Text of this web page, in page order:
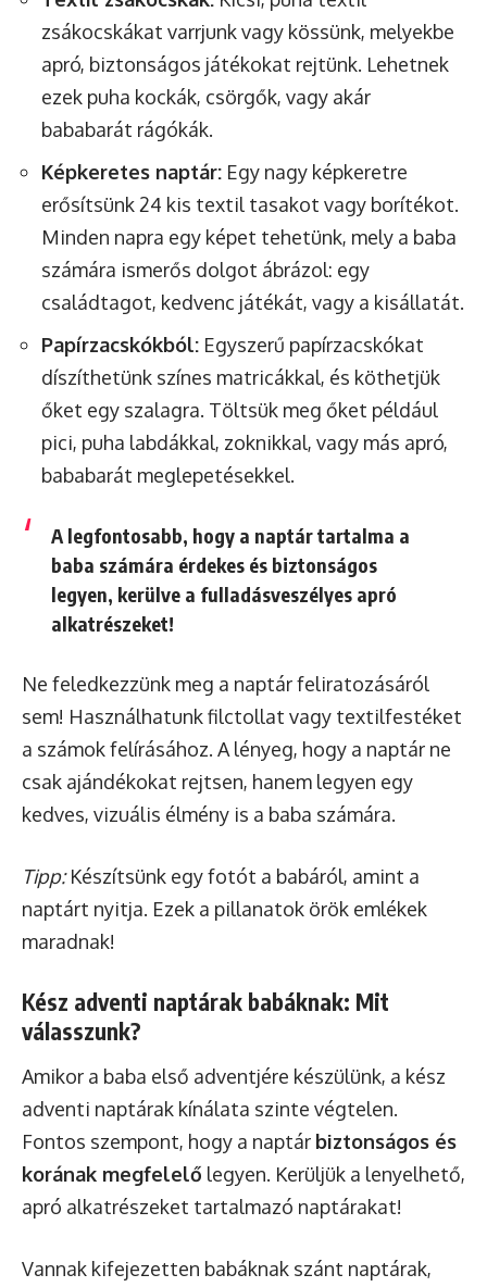
zsákocskákat varrjunk vagy kössünk, melyekbe
apró, biztonságos játékokat rejtünk. Lehetnek
ezek puha kockák, csörgők, vagy akár
bababarát rágókák.
Képkeretes naptár: Egy nagy képkeretre
erősítsünk 24 kis textil tasakot vagy borítékot.
Minden napra egy képet tehetünk, mely a baba
számára ismerős dolgot ábrázol: egy
családtagot, kedvenc játékát, vagy a kisállatát.
Papírzacskókból: Egyszerű papírzacskókat
díszíthetünk színes matricákkal, és köthetjük
őket egy szalagra. Töltsük meg őket például
pici, puha labdákkal, zoknikkal, vagy más apró,
bababarát meglepetésekkel.
A legfontosabb, hogy a naptár tartalma a
baba számára érdekes és biztonságos
legyen, kerülve a fulladásveszélyes apró
alkatrészeket!
Ne feledkezzünk meg a naptár feliratozásáról
sem! Használhatunk filctollat vagy textilfestéket
a számok felírásához. A lényeg, hogy a naptár ne
csak ajándékokat rejtsen, hanem legyen egy
kedves, vizuális élmény is a baba számára.
Tipp:Készítsünk egy fotót a babáról, amint a
naptárt nyitja. Ezek a pillanatok örök emlékek
maradnak!
Kész adventi naptárak babáknak: Mit
válasszunk?
Amikor a baba első adventjére készülünk, a kész
adventi naptárak kínálata szinte végtelen.
Fontos szempont, hogy a naptár biztonságos és
korának megfelelő legyen. Kerüljük a lenyelhető,
apró alkatrészeket tartalmazó naptárakat!
Vannak kifejezetten babáknak szánt naptárak,